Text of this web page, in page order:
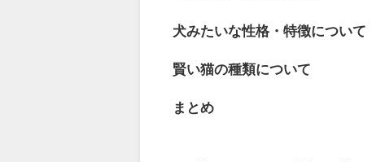
犬みたいな性格・特徴について
賢い猫の種類について
まとめ